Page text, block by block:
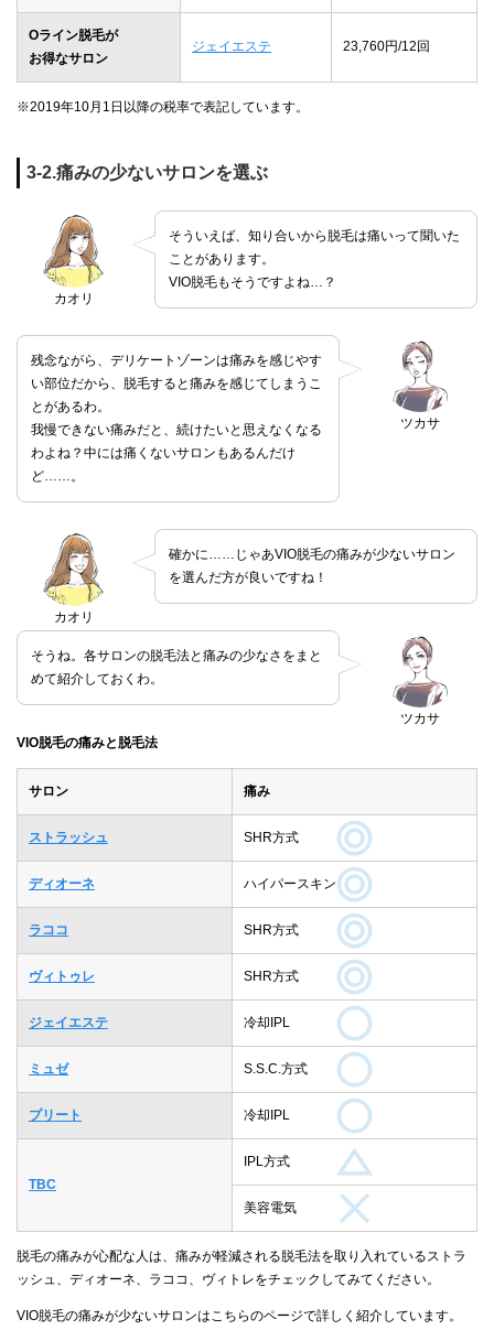
Oライン脱毛が
お得なサロン
ジェイエステ 23,760円/12回
※2019年10月1日以降の税率で表記しています。
3-2.痛みの少ないサロンを選ぶ
カオリ
そういえば、知り合いから脱毛は痛いって聞いた
ことがあります。
VIO脱毛もそうですよね…？
ツカサ
残念ながら、デリケートゾーンは痛みを感じやす
い部位だから、脱毛すると痛みを感じてしまうこ
とがあるわ。
我慢できない痛みだと、続けたいと思えなくなる
わよね？中には痛くないサロンもあるんだけ
ど……。
カオリ
確かに……じゃあVIO脱毛の痛みが少ないサロン
を選んだ方が良いですね！
ツカサ
そうね。各サロンの脱毛法と痛みの少なさをまと
めて紹介しておくわ。
VIO脱毛の痛みと脱毛法
サロン 痛み
ストラッシュ SHR方式
ディオーネ ハイパースキン
ラココ SHR方式
ヴィトゥレ SHR方式
ジェイエステ 冷却IPL
ミュゼ S.S.C.方式
プリート 冷却IPL
TBC
IPL方式
美容電気
脱毛の痛みが心配な人は、痛みが軽減される脱毛法を取り入れているストラ
ッシュ、ディオーネ、ラココ、ヴィトレをチェックしてみてください。
VIO脱毛の痛みが少ないサロンはこちらのページで詳しく紹介しています。